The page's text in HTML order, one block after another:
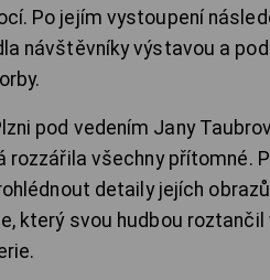
Po jejím vystoupení
návštěvníky výstavou a
pod vedením Jany
všechny přítomné.
detaily jejích
který svou hudbou roztančil